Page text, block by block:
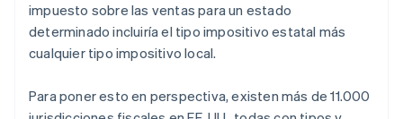
impuesto sobre las ventas para un estado
determinado incluiría el tipo impositivo estatal más
cualquier tipo impositivo local.
Para poner esto en perspectiva, existen más de 11.000